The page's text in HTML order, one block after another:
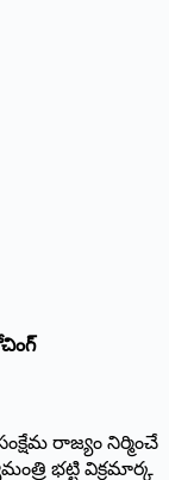
రాజ్యం నిర్మించే
భట్టి విక్రమార్క